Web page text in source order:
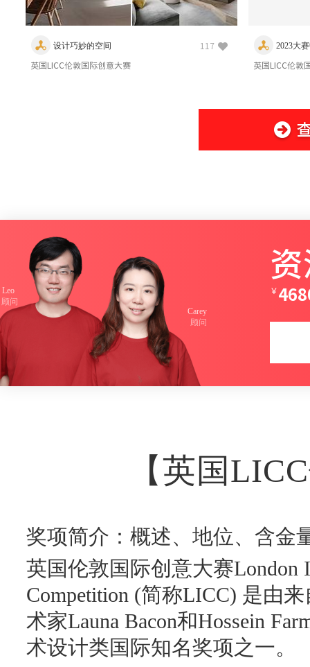
设计巧妙的空间 117
英国LICC伦敦国际创意大赛
2023大
英国LICC伦敦
￥
【英国
奖项简介：概述、地位、含金
英国伦敦国际创意大赛London
Competition (简称LICC) 是由
术家Launa Bacon和Hossein
术设计类国际知名奖项之一。